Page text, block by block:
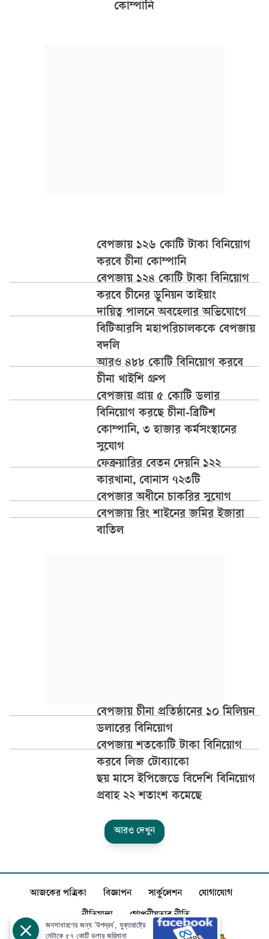
কোম্পানি
বেপজায় ১২৬ কোটি টাকা বিনিয়োগ
করবে চীনা কোম্পানি
বেপজায় ১২৪ কোটি টাকা বিনিয়োগ
করবে চীনের ডুনিয়ন তাইয়াং
দায়িত্ব পালনে অবহেলার অভিযোগে
বিটিআরসি মহাপরিচালককে বেপজায়
বদলি
আরও ৪৮৮ কোটি বিনিয়োগ করবে
চীনা খাইশি গ্রুপ
বেপজায় প্রায় ৫ কোটি ডলার
বিনিয়োগ করছে চীনা-ব্রিটিশ
কোম্পানি, ৩ হাজার কর্মসংস্থানের
সুযোগ
ফেব্রুয়ারির বেতন দেয়নি ১২২
কারখানা, বোনাস ৭২৩টি
বেপজার অধীনে চাকরির সুযোগ
বেপজায় রিং শাইনের জমির ইজারা
বাতিল
বেপজায় চীনা প্রতিষ্ঠানের ১০ মিলিয়ন
ডলারের বিনিয়োগ
বেপজায় শতকোটি টাকা বিনিয়োগ
করবে লিজ টোব্যাকো
ছয় মাসে ইপিজেডে বিদেশি বিনিয়োগ
প্রবাহ ২২ শতাংশ কমেছে
আরও দেখুন
আজকের পত্রিকা বিজ্ঞাপন সার্কুলেশন যোগাযোগ
নীতিমালা গোপনীয়তার নীতি
জনসাধারণের জন্য ‘উপদ্রব’, যুক্তরাষ্ট্রে
মেটাকে ৫৭ কোটি ডলার জরিমানা